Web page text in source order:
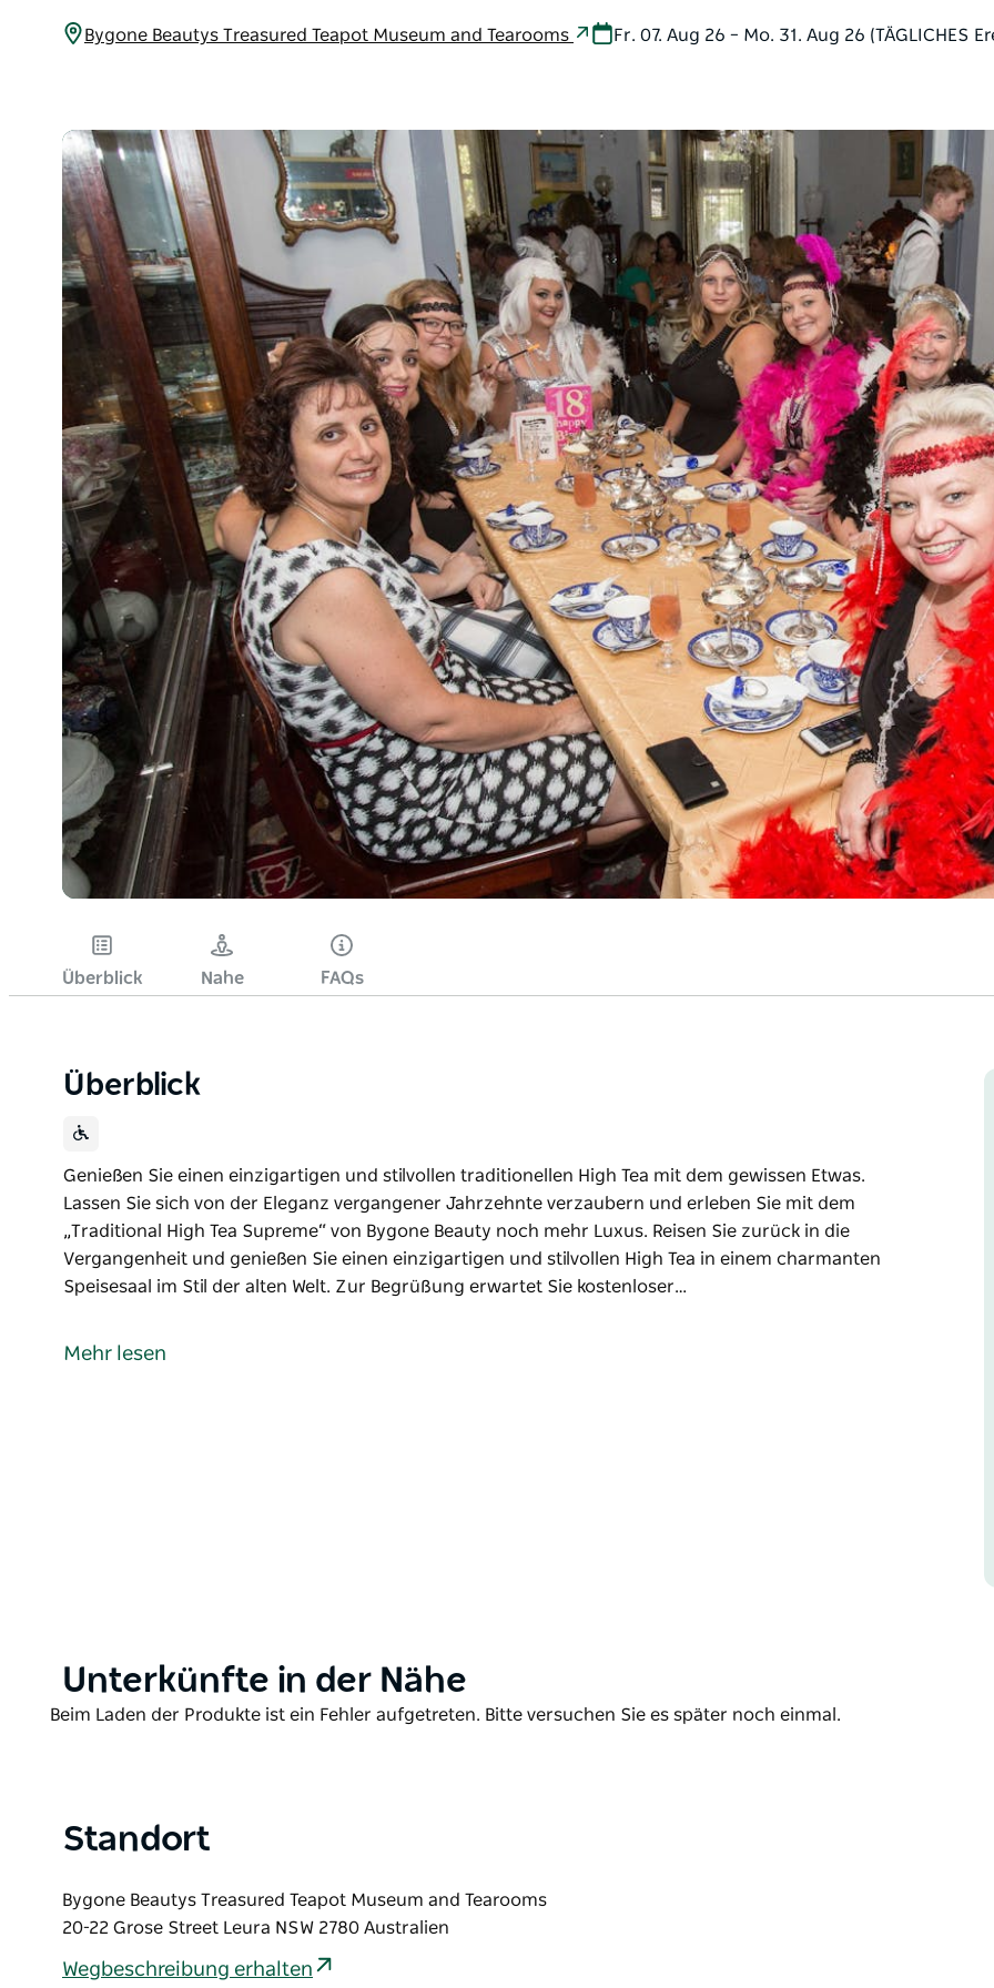
Bygone Beautys Treasured Teapot Museum and Tearooms Fr. 07. Aug 26 – Mo. 31. Aug 26 (TÄGLICHES
Überblick Nahe FAQs
Überblick
Genießen Sie einen einzigartigen und stilvollen traditionellen High Tea mit dem gewissen Etwas.
Lassen Sie sich von der Eleganz vergangener Jahrzehnte verzaubern und erleben Sie mit dem
„Traditional High Tea Supreme“ von Bygone Beauty noch mehr Luxus. Reisen Sie zurück in die
Vergangenheit und genießen Sie einen einzigartigen und stilvollen High Tea in einem charmanten
Speisesaal im Stil der alten Welt. Zur Begrüßung erwartet Sie kostenloser…
Lassen Sie sich von der Eleganz vergangener Jahrzehnte verzaubern und erleben Sie mit dem
mehreren warmen Gerichten war.
Mehr lesen
Product
Unterkünfte in der Nähe
Product
Beim Laden der Produkte ist ein Fehler aufgetreten. Bitte versuchen Sie es später noch einmal.
Standort
Bygone Beautys Treasured Teapot Museum and Tearooms
20-22 Grose Street Leura NSW 2780 Australien
Wegbeschreibung erhalten